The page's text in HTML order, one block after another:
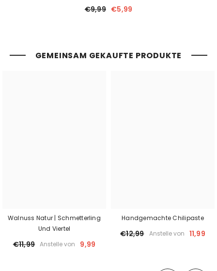
€9,99 €5,99
GEMEINSAM GEKAUFTE PRODUKTE
Walnuss Natur | Schmetterling
Und Viertel
€11,99 Anstelle von 9,99
Handgemachte Chilipaste
€12,99 Anstelle von 11,99